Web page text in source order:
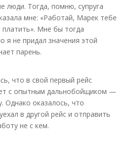
люди. Тогда, помню, супруга
мне: «Работай, Марек тебе
платить». Мне бы тогда
я не придал значения этой
парень.
что в свой первый рейс
с опытным дальнобойщиком —
Однако оказалось, что
в другой рейс и отправить
не с кем.